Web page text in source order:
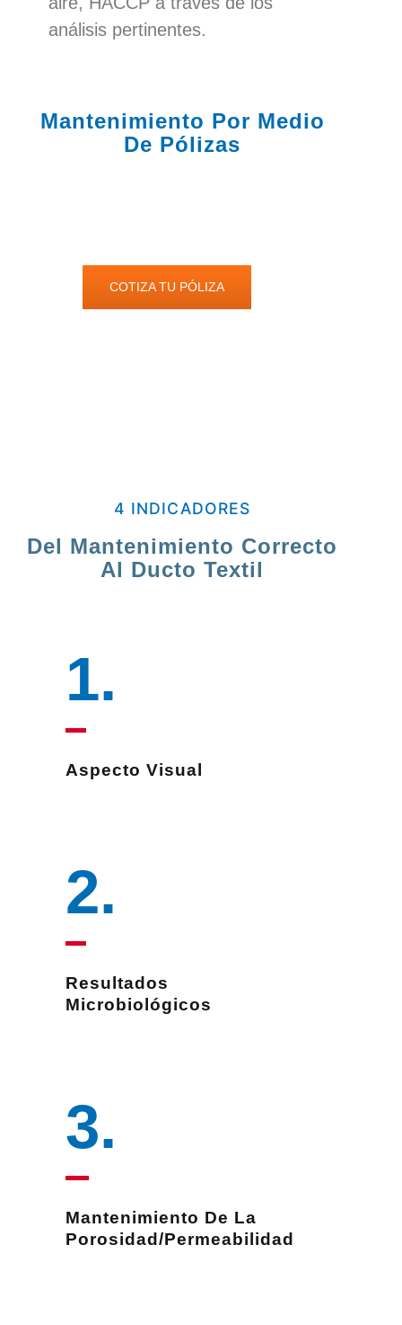
análisis pertinentes.
Mantenimiento Por Medio
De Pólizas
COTIZA TU PÓLIZA
4 INDICADORES
Del Mantenimiento Correcto
Al Ducto Textil
1.
Aspecto Visual
2.
Resultados
Microbiológicos
3.
Mantenimiento De La
Porosidad/permeabilidad